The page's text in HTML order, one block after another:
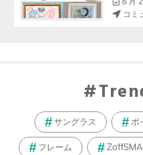
コミ
サングラス ポ
フレーム